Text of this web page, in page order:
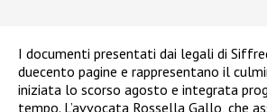
I documenti presentati dai legali di
duecento pagine e rappresentano il
iniziata lo scorso agosto e integrata
tempo. L’avvocata Rossella Gallo, che